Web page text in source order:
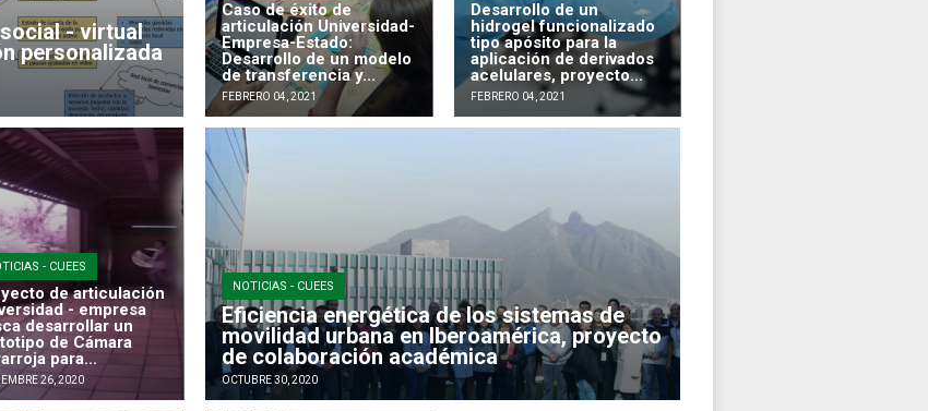
- virtual
personalizada
Caso de éxito de
articulación Universidad-
Empresa-Estado:
Desarrollo de un modelo
de transferencia y...
FEBRERO 04, 2021
Desarrollo de un
hidrogel funcionalizado
tipo apósito para la
aplicación de derivados
acelulares, proyecto...
FEBRERO 04, 2021
- CUEES
de articulación
- empresa
desarrollar un
de Cámara
para...
26, 2020
NOTICIAS - CUEES
Eficiencia energética de los sistemas de
movilidad urbana en Iberoamérica, proyecto
de colaboración académica
OCTUBRE 30, 2020